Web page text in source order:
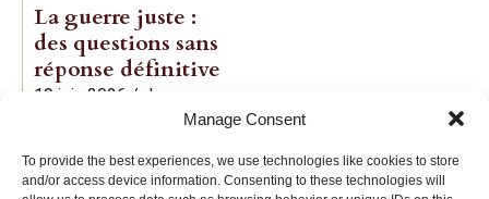
Manage Consent
To provide the best experiences, we use technologies like cookies to store
and/or access device information. Consenting to these technologies will
La guerre juste :
des questions sans
réponse définitive
19 juin 2026 / Jean-